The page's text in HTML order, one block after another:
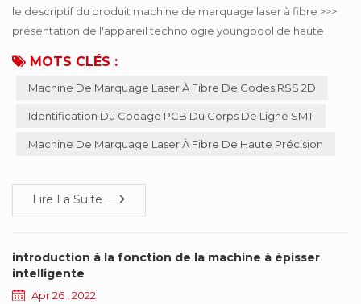
le descriptif du produit machine de marquage laser à fibre >>>
présentation de l'appareil technologie youngpool de haute
utilisé dans identification de codage de carte PCB de corps de
ligne de smt , peut choisir le codage en ligne ou hors ligne,
téléphone mobile, l'élect...
MOTS CLÉS :
Machine De Marquage Laser À Fibre De Codes RSS 2D
Identification Du Codage PCB Du Corps De Ligne SMT
Machine De Marquage Laser À Fibre De Haute Précision
Lire La Suite
introduction à la fonction de la machine à épisser
intelligente
Apr 26 , 2022